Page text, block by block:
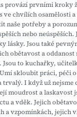
provází prvními kroky
chvílích osamělosti
naše potřeby a
nebo
lásky. Jsou také
obětavost a
to kuchařky,
skloubit práci, péči
trvalý. I když už
moudrost a laskavost
a vděk. Jejich
a vzpomínkách, jejich